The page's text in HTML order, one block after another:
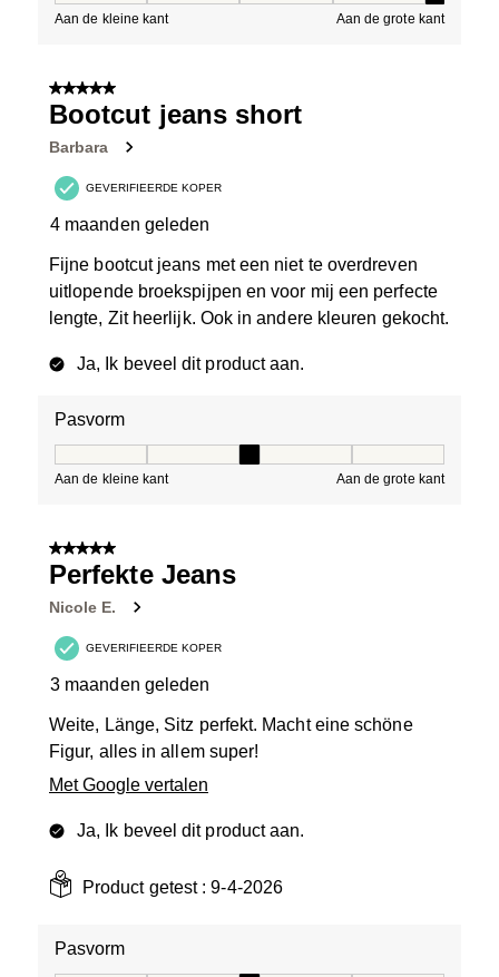
Aan de kleine kant Aan de grote kant
5 van 5 sterren.
Bootcut jeans short
Barbara
GEVERIFIEERDE KOPER
4 maanden geleden
Fijne bootcut jeans met een niet te overdreven
uitlopende broekspijpen en voor mij een perfecte
lengte, Zit heerlijk. Ook in andere kleuren gekocht.
Ja, Ik beveel dit product aan.
Pasvorm
Aan de kleine kant Aan de grote kant
5 van 5 sterren.
Perfekte Jeans
Nicole E.
GEVERIFIEERDE KOPER
3 maanden geleden
Weite, Länge, Sitz perfekt. Macht eine schöne
Figur, alles in allem super!
Met Google vertalen
Ja, Ik beveel dit product aan.
Product getest :9-4-2026
Pasvorm